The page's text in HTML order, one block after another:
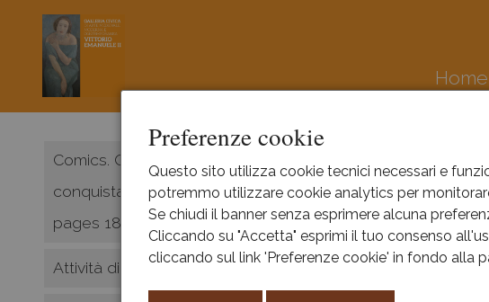
Preferenze cookie
Questo sito utilizza cookie tecnici necessari e
potremmo utilizzare cookie analytics per
Se chiudi il banner senza esprimere alcuna
Cliccando su "Accetta" esprimi il tuo consenso
cliccando sul link 'Preferenze cookie' in fondo alla
Home
Comics. Quando i fumetti
conquistarono il mondo. Sunday
pages 1897-1950
Attività didattica museo
Il Segno
Didattica